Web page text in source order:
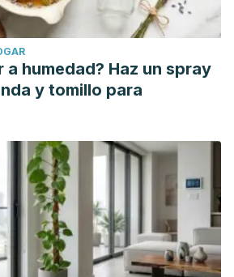
Assessed through In Vitro Studies: A
Antibiotics (Basel, Switzerland), 11(5),
antibiotics11050665
junio 1). Social media influencers
with breakouts, but it can actually
Insider.
iodine-popping-pimples-infection-
2023-6
use benzoyl peroxide. (s/f).
National
. Recuperado el 7 de agosto de
medicines/benzoyl-
a humedad? Haz un spray
y tomillo para